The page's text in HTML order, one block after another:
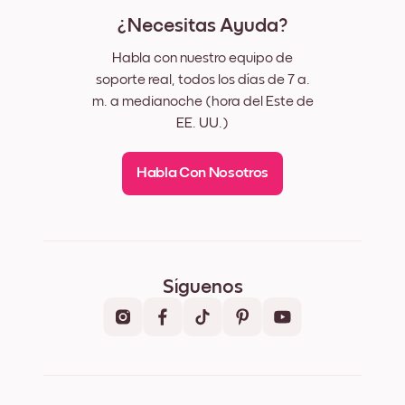
¿Necesitas Ayuda?
Habla con nuestro equipo de
soporte real, todos los días de 7 a.
m. a medianoche (hora del Este de
EE. UU.)
Habla Con Nosotros
Síguenos